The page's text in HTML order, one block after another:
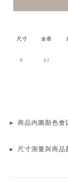
尺寸 全長
F 37
▸ 商品內圖顏色會
▸ 尺寸測量與商品